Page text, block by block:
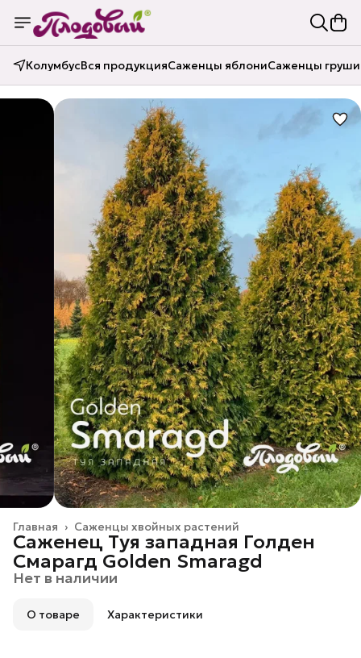
КолумбусВся продукцияСаженцы яблониСаженцы груши
Саженцы хвойных растений
Главная ›
Саженец Туя западная Голден
Смарагд Golden Smaragd
Нет в наличии
О товаре Характеристики